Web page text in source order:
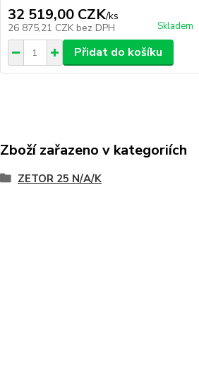
32 519,00 CZK/ks
26 875,21 CZK bez DPH Skladem
Přidat do košíku
Zboží zařazeno v kategoriích
ZETOR 25 N/A/K